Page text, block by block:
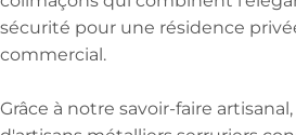
sécurité pour une résidence
commercial.
Grâce à notre savoir-faire